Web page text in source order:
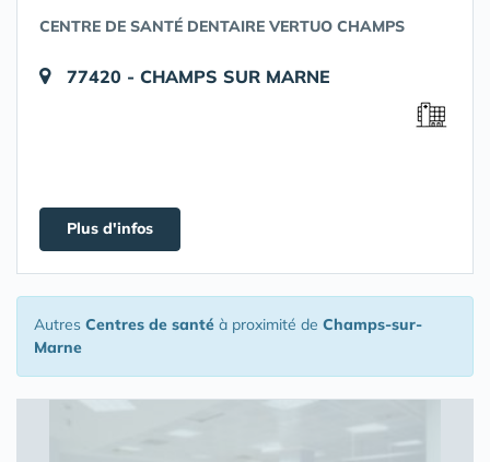
CENTRE DE SANTÉ DENTAIRE VERTUO CHAMPS
77420 - CHAMPS SUR MARNE
Plus d'infos
Autres Centres de santé à proximité de Champs-sur-
Marne